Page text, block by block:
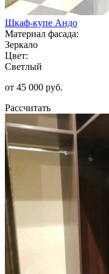
Шкаф-купе Андо
Материал фасада:
Зеркало
Цвет:
Светлый
от 45 000 руб.
Рассчитать